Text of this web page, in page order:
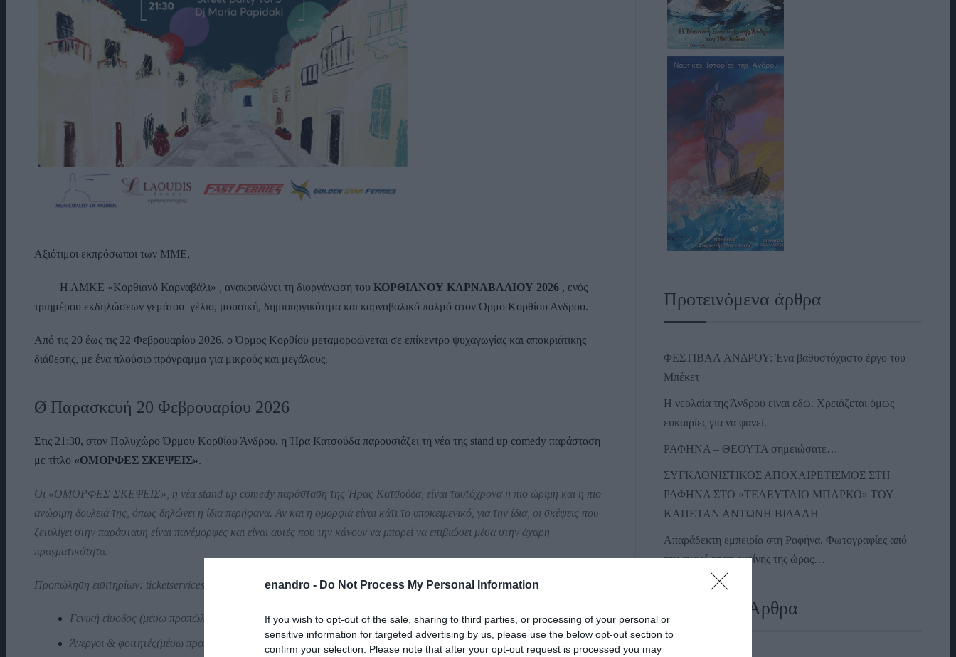
enandro - Do Not Process My Personal Information
If you wish to opt-out of the sale, sharing to third parties, or processing of your personal or
sensitive information for targeted advertising by us, please use the below opt-out section to
confirm your selection. Please note that after your opt-out request is processed you may
Αξιότιμοι εκπρόσωποι των ΜΜΕ,
Η ΑΜΚΕ «Κορθιανό Καρναβάλι» , ανακοινώνει τη διοργάνωση του ΚΟΡΘΙΑΝΟΥ ΚΑΡΝΑΒΑΛΙΟΥ 2026 , ενός
τριημέρου εκδηλώσεων γεμάτου γέλιο, μουσική, δημιουργικότητα και καρναβαλικό παλμό στον Όρμο Κορθίου Άνδρου.
Από τις 20 έως τις 22 Φεβρουαρίου 2026, ο Όρμος Κορθίου μεταμορφώνεται σε επίκεντρο ψυχαγωγίας και αποκριάτικης
διάθεσης, με ένα πλούσιο πρόγραμμα για μικρούς και μεγάλους.
Ø Παρασκευή 20 Φεβρουαρίου 2026
Στις 21:30, στον Πολυχώρο Όρμου Κορθίου Άνδρου, η Ήρα Κατσούδα παρουσιάζει τη νέα της stand up comedy παράσταση
με τίτλο «ΟΜΟΡΦΕΣ ΣΚΕΨΕΙΣ».
Οι «ΟΜΟΡΦΕΣ ΣΚΕΨΕΙΣ», η νέα stand up comedy παράσταση της Ήρας Κατσούδα, είναι ταυτόχρονα η πιο ώριμη και η πιο
ανώριμη δουλειά της, όπως δηλώνει η ίδια περήφανα. Αν και η ομορφιά είναι κάτι το υποκειμενικό, για την ίδια, οι σκέψεις που
ξετυλίγει στην παράσταση είναι πανέμορφες και είναι αυτές που την κάνουν να μπορεί να επιβιώσει μέσα στην άχαρη
πραγματικότητα.
Προπώληση εισιτηρίων: ticketservices.gr
Γενική είσοδος (μέσω προπώλησης): 12€
Άνεργοι & φοιτητές(μέσω προπώλησης): 10€
Προτεινόμενα άρθρα
ΦΕΣΤΙΒΑΛ ΑΝΔΡΟΥ: Ένα βαθυστόχαστο έργο του
Μπέκετ
Η νεολαία της Άνδρου είναι εδώ. Χρειάζεται όμως
ευκαιρίες για να φανεί.
ΡΑΦΗΝΑ – ΘΕΟΥΤΑ σημειώσατε…
ΣΥΓΚΛΟΝΙΣΤΙΚΟΣ ΑΠΟΧΑΙΡΕΤΙΣΜΟΣ ΣΤΗ
ΡΑΦΗΝΑ ΣΤΟ «ΤΕΛΕΥΤΑΙΟ ΜΠΑΡΚΟ» ΤΟΥ
ΚΑΠΕΤΑΝ ΑΝΤΩΝΗ ΒΙΔΑΛΗ
Απαράδεκτη εμπειρία στη Ραφήνα. Φωτογραφίες από
την αναχώρηση εκείνης της ώρας…
Πρόσφατα Άρθρα